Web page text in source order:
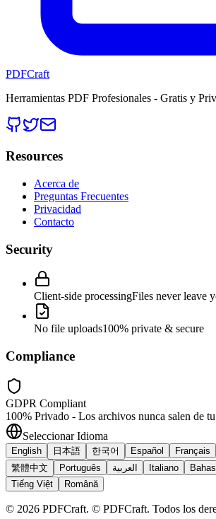
PDFCraft
Herramientas PDF Profesionales - Gratis y
Resources
Acerca de
Preguntas Frecuentes
Privacidad
Contacto
Security
Client-side processingFiles never leave
No file uploads100% private & secure
Compliance
GDPR Compliant
100% Privado - Los archivos nunca salen de
Seleccionar Idioma
English 日本語 한국어 Español Français
繁體中文
Português العربية Italiano
Tiếng Việt
Română
© 2026 PDFCraft. © PDFCraft. Todos los